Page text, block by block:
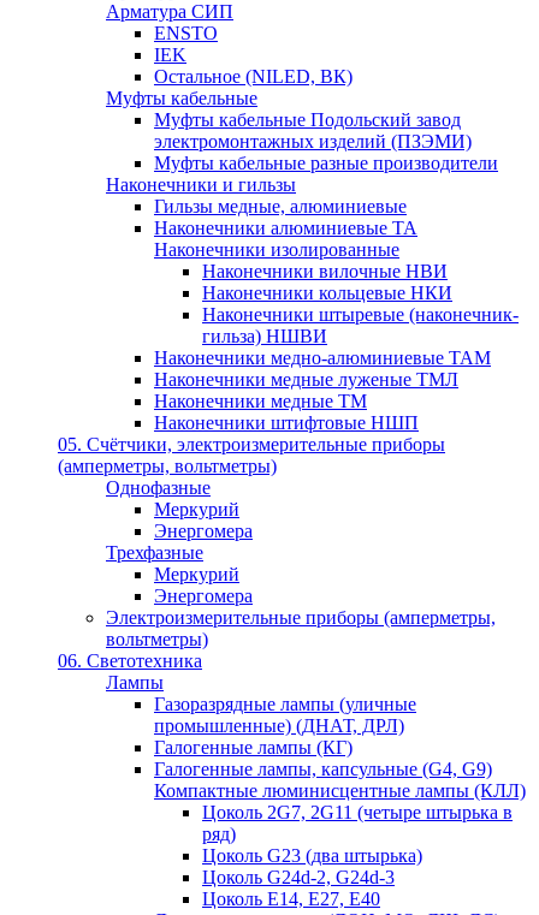
Арматура СИП
ENSTO
IEK
Остальное (NILED, ВК)
Муфты кабельные
Муфты кабельные Подольский завод
электромонтажных изделий (ПЗЭМИ)
Муфты кабельные разные производители
Наконечники и гильзы
Гильзы медные, алюминиевые
Наконечники алюминиевые ТА
Наконечники изолированные
Наконечники вилочные НВИ
Наконечники кольцевые НКИ
Наконечники штыревые (наконечник-
гильза) НШВИ
Наконечники медно-алюминиевые ТАМ
Наконечники медные луженые ТМЛ
Наконечники медные ТМ
Наконечники штифтовые НШП
05. Счётчики, электроизмерительные приборы
(амперметры, вольтметры)
Однофазные
Меркурий
Энергомера
Трехфазные
Меркурий
Энергомера
Электроизмерительные приборы (амперметры,
вольтметры)
06. Светотехника
Лампы
Газоразрядные лампы (уличные
промышленные) (ДНАТ, ДРЛ)
Галогенные лампы (КГ)
Галогенные лампы, капсульные (G4, G9)
Компактные люминисцентные лампы (КЛЛ)
Цоколь 2G7, 2G11 (четыре штырька в
ряд)
Цоколь G23 (два штырька)
Цоколь G24d-2, G24d-3
Цоколь Е14, Е27, Е40